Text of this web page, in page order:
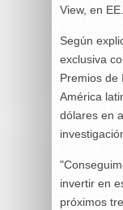
View, en
Según
exclusiva
Premios de
América
dólares en
invertir en
próximos